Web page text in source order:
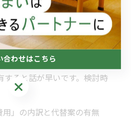
ぐちを検討する際の進
とめたうえでおうち工房たぐち
ると話が早いです。検討時
」の内訳と代替案の有無
合わせはこちら
合わせはこちら